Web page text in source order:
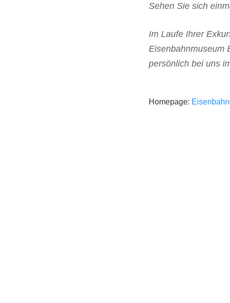
Sehen Sie sich
Im Laufe Ihrer
Eisenbahnmuseum
persönlich bei uns
Homepage: